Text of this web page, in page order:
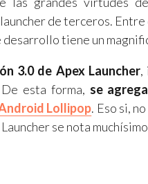
de terceros.
tiene un
3.0 de Apex Launcher,
esta forma, se
Lollipop. Eso si,
se nota